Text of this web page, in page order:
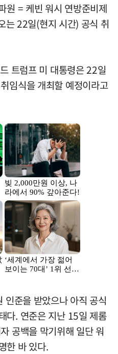
원 = 케빈 워시 연방준비제
는 22일(현지 시간) 공식 취
트럼프 미 대통령은 22일
임식을 개최할 예정이라고
준을 받았으나 아직 공식
다. 연준은 지난 15일 제롬
공백을 막기위해 일단 워
한 바 있다.